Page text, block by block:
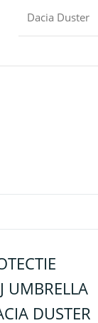
Dacia Duster
UMBRELLA
DUSTER